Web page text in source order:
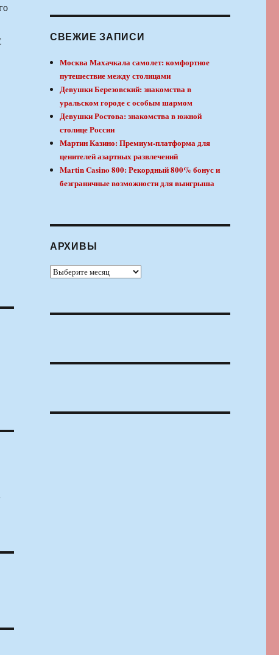
СВЕЖИЕ ЗАПИСИ
Москва Махачкала самолет: комфортное
путешествие между столицами
Девушки Березовский: знакомства в
уральском городе с особым шармом
Девушки Ростова: знакомства в южной
столице России
Мартин Казино: Премиум-платформа для
ценителей азартных развлечений
Martin Casino 800: Рекордный 800% бонус и
безграничные возможности для выигрыша
АРХИВЫ
Архивы